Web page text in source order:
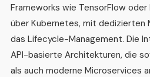
Frameworks wie TensorFlow
über Kubernetes, mit dedizierten
das Lifecycle-Management. Die
API-basierte Architekturen, die
als auch moderne Microservices